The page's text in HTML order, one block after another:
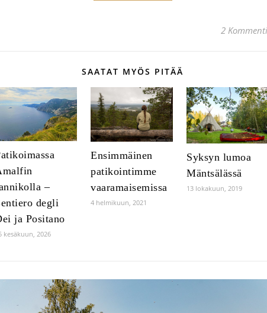
2
SAATAT MYÖS PITÄÄ
–
degli
ja Positano
kesäkuun, 2026
Ensimmäinen
patikointimme
vaaramaisemissa
4 helmikuun, 2021
Syksyn lumoa
Mäntsälässä
13 lokakuun, 2019